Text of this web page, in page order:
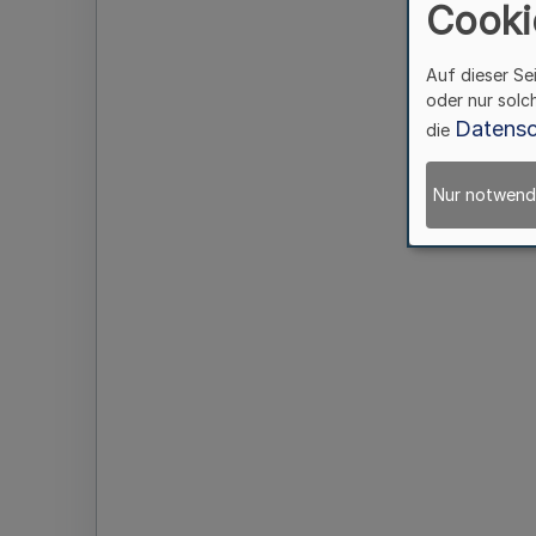
Auf dieser
oder nur
die
Nur